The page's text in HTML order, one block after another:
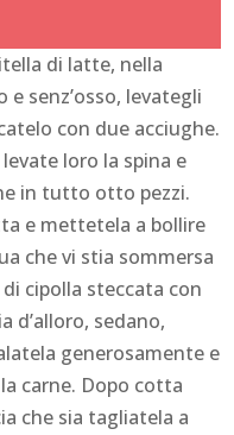
di latte, nella
senz’osso, levategli
con due acciughe.
loro la spina e
in tutto otto pezzi.
e mettetela a bollire
che vi stia sommersa
cipolla steccata con
d’alloro, sedano,
generosamente e
carne. Dopo cotta
che sia tagliatela a